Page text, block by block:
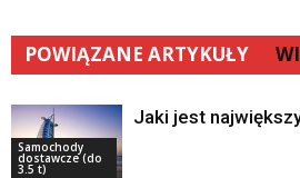
POWIĄZANE ARTYKUŁY
Samochody
dostawcze (do
3.5 t)
Jaki jest